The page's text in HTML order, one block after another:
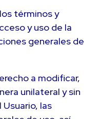
términos y
y uso de la
generales de
a modificar,
unilateral y sin
las